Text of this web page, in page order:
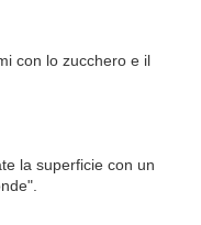
con lo zucchero e il
la superficie con un